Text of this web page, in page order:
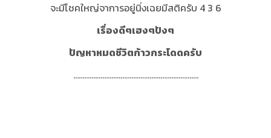
จะมีโชคใหญ่จาการอยู่นิ่งเฉยมีสติครับ 4 3 6
เรื่องดีๆเฮงๆปังๆ
ปัญหาหมดชีวิตก้าวกระโดดครับ
.....................................................................